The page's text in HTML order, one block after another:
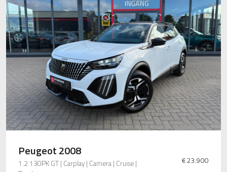
Peugeot 2008
1.2 130PK GT | Carplay | Camera | Cruise |
€ 23.900